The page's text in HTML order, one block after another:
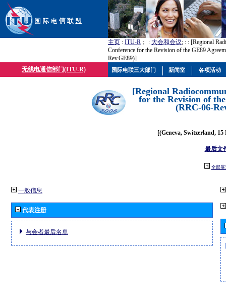
主页 : ITU-R ； : 大会和会议; : : [Regional
Conference for the Revision of the GE89
Rev.GE89)]
无线电通信部门(ITU-R)
[Regional
for the Revision of
(RRC-06-
[(Geneva, Switzerland, 15
最后文
全部展
一般信息
代表注册
与会者最后名单
国际电联三大部门 新闻室 各项活动